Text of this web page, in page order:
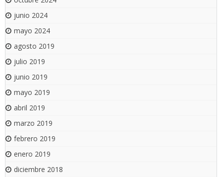
junio 2024
mayo 2024
agosto 2019
julio 2019
junio 2019
mayo 2019
abril 2019
marzo 2019
febrero 2019
enero 2019
diciembre 2018